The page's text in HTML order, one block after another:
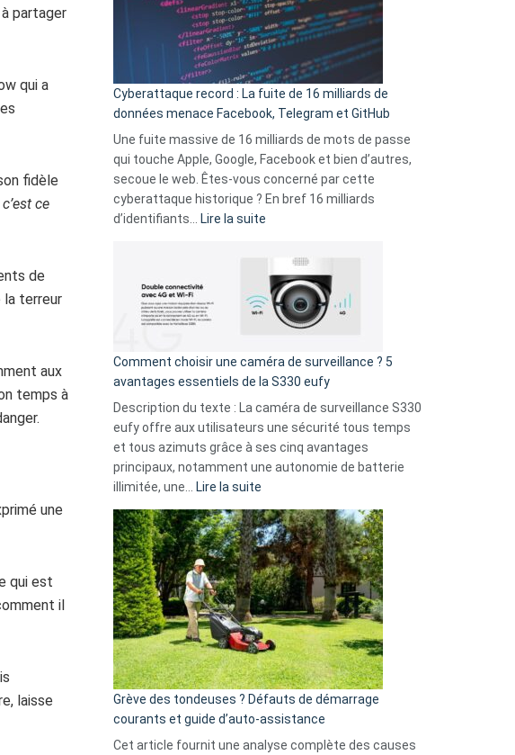
partager
qui a
fidèle
ce
de
la terreur
aux
temps à
une
qui est
il
laisse
Le
Wrapped
Party
pour
comparer
vos
goûts
musicaux
avec
9
amis
Cyberattaque record : La fuite de 16 milliards de
données menace Facebook, Telegram et GitHub
Une fuite massive de 16 milliards de mots de passe
qui touche Apple, Google, Facebook et bien d’autres,
secoue le web. Êtes-vous concerné par cette
cyberattaque historique ? En bref 16 milliards
d’identifiants… Lire la suite
record
La
fuite
16
milliards
données
menace
Facebook,
Telegram
GitHub
Comment choisir une caméra de surveillance ? 5
avantages essentiels de la S330 eufy
Description du texte : La caméra de surveillance S330
eufy offre aux utilisateurs une sécurité tous temps
et tous azimuts grâce à ses cinq avantages
principaux, notamment une autonomie de batterie
illimitée, une… Lire la suite
Comment
choisir
une
caméra
de
surveillance
?
5
avantages
essentiels
de
la
S330
Grève des tondeuses ? Défauts de démarrage
courants et guide d’auto-assistance
Cet article fournit une analyse complète des causes